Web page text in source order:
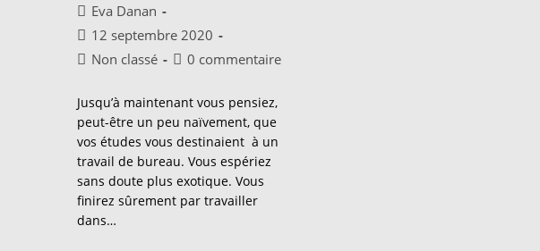
Auteur/autrice
de
publication :
Eva Danan
Publication
publiée :
12 septembre 2020
PostNon classé
Commentaires
publication :
0 commentaire
Jusqu’à maintenant vous pensiez,
peut-être un peu naïvement, que
vos études vous destinaient à un
travail de bureau. Vous espériez
sans doute plus exotique. Vous
finirez sûrement par travailler
dans…